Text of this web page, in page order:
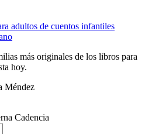
adultos de cuentos infantiles
más originales de los libros para
hoy.
Méndez
Cadencia